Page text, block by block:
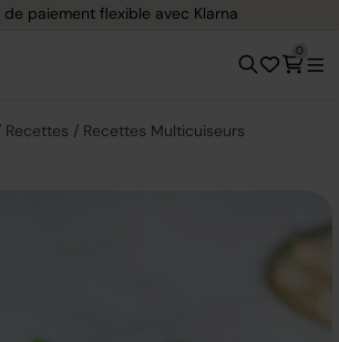
Livraison gratuite
0
Recettes Recettes Multicuiseurs